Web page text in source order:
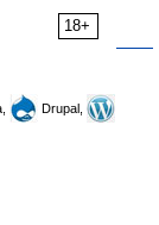
18+
Drupal,